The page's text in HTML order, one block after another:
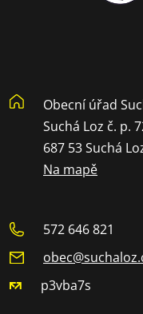
Obecní úřad
Suchá Loz č. p.
687 53 Suchá
Na mapě
572 646 821
p3vba7s